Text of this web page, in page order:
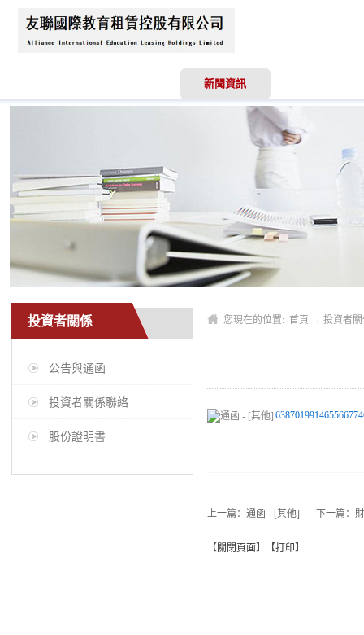
新聞資訊
投資者關係
公告與通函
投資者關係聯絡
股份證明書
您現在的位置: 首頁 → 投資者
上一篇： 通函 - [其他] 下一篇：
【 關閉頁面】【打印】